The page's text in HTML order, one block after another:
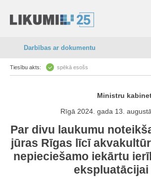
Darbības ar dokumentu
Tiesību akts: spēkā esošs
Ministru
Rīgā 2024. gada 13.
Par divu laukumu
jūras Rīgas līcī
nepieciešamo iekārtu
ekspluatācijai